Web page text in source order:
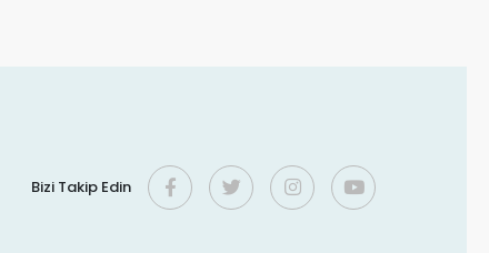
Bizi Takip Edin